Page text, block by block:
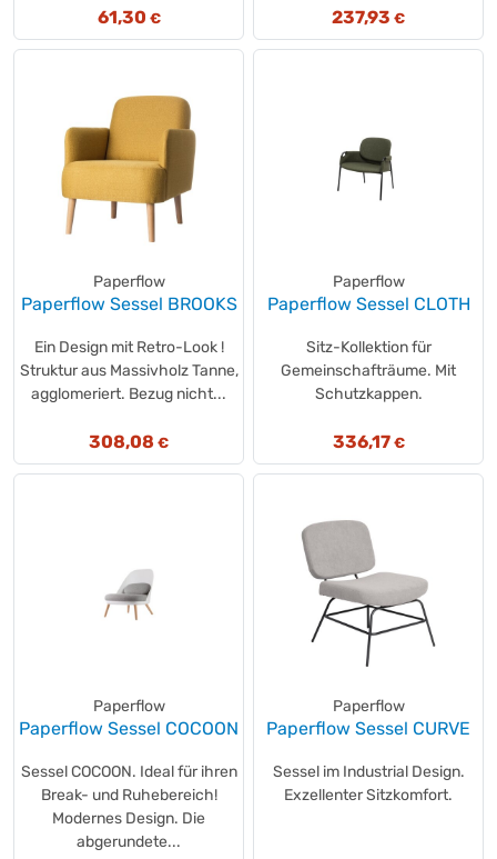
61,30 € 237,93 €
Paperflow
Paperflow Sessel BROOKS
Ein Design mit Retro-Look !
Struktur aus Massivholz Tanne,
agglomeriert. Bezug nicht...
308,08 €
Paperflow
Paperflow Sessel CLOTH
Sitz-Kollektion für
Gemeinschafträume. Mit
Schutzkappen.
336,17€
Paperflow
Paperflow Sessel COCOON
Sessel COCOON. Ideal für ihren
Break- und Ruhebereich!
Modernes Design. Die
abgerundete...
Paperflow
Paperflow Sessel CURVE
Sessel im Industrial Design.
Exzellenter Sitzkomfort.